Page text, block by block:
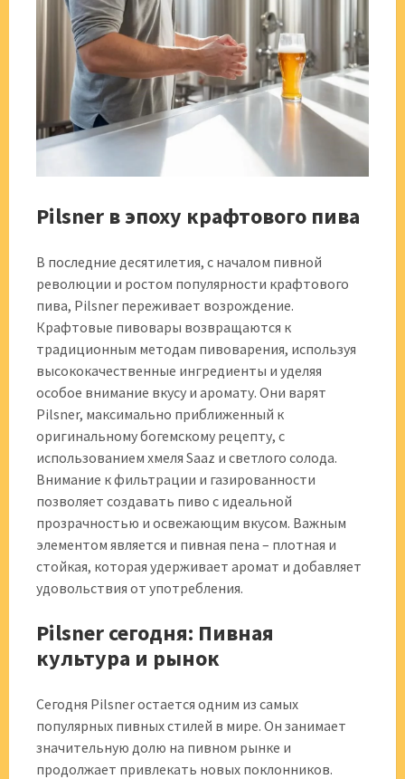
Pilsner в эпоху крафтового пива
В последние десятилетия, с началом пивной
революции и ростом популярности крафтового
пива, Pilsner переживает возрождение.
Крафтовые пивовары возвращаются к
традиционным методам пивоварения, используя
высококачественные ингредиенты и уделяя
особое внимание вкусу и аромату. Они варят
Pilsner, максимально приближенный к
оригинальному богемскому рецепту, с
использованием хмеля Saaz и светлого солода.
Внимание к фильтрации и газированности
позволяет создавать пиво с идеальной
прозрачностью и освежающим вкусом. Важным
элементом является и пивная пена – плотная и
стойкая, которая удерживает аромат и добавляет
удовольствия от употребления.
Pilsner сегодня: Пивная
культура и рынок
Сегодня Pilsner остается одним из самых
популярных пивных стилей в мире. Он занимает
значительную долю на пивном рынке и
продолжает привлекать новых поклонников.